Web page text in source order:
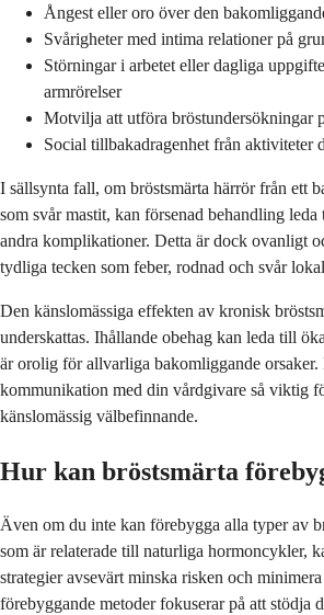
Ångest eller oro över den
Svårigheter med intima relationer på
Störningar i arbetet eller dagliga
armrörelser
Motvilja att utföra bröstundersökningar
Social tillbakadragenhet från aktiviteter
I sällsynta fall, om bröstsmärta härrör från ett
som svår mastit, kan försenad behandling
andra komplikationer. Detta är dock ovanligt
tydliga tecken som feber, rodnad och svår
Den känslomässiga effekten av kronisk
underskattas. Ihållande obehag kan leda till
är orolig för allvarliga bakomliggande orsaker.
kommunikation med din vårdgivare så viktig
känslomässig välbefinnande.
Hur kan bröstsmärta
Även om du inte kan förebygga alla typer av
som är relaterade till naturliga hormoncykler,
strategier avsevärt minska risken och
förebyggande metoder fokuserar på att stödja